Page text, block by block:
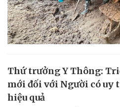
Thứ trưởng Y Thông:
mới đối với Người có uy
hiệu quả